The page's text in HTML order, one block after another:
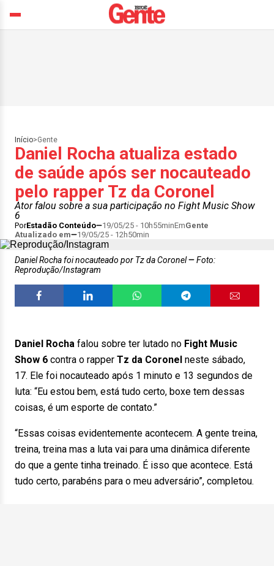
Início>Gente
Daniel Rocha atualiza estado
de saúde após ser nocauteado
pelo rapper Tz da Coronel
Ator falou sobre a sua participação no Fight Music Show
6
PorEstadão Conteúdo 19/05/25 - 10h55minEmGente
Atualizado em
19/05/25 - 12h50min
Daniel Rocha foi nocauteado por Tz da Coronel
Foto:
Reprodução/Instagram
Daniel Rocha falou sobre ter lutado no Fight Music
Show 6 contra o rapper Tz da Coronel neste sábado,
17. Ele foi nocauteado após 1 minuto e 13 segundos de
luta: “Eu estou bem, está tudo certo, boxe tem dessas
coisas, é um esporte de contato.”
“Essas coisas evidentemente acontecem. A gente treina,
treina, treina mas a luta vai para uma dinâmica diferente
do que a gente tinha treinado. É isso que acontece. Está
tudo certo, parabéns para o meu adversário”, completou.